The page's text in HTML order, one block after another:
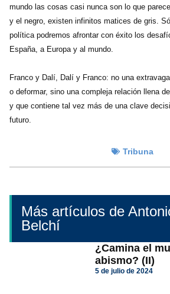
mundo las cosas casi nunca son lo que
y el negro, existen infinitos matices de gris.
política podremos afrontar con éxito los
España, a Europa y al mundo.
Franco y Dalí, Dalí y Franco: no una
o deformar, sino una compleja relación llena
y que contiene tal vez más de una clave
futuro.
Tribuna
Más artículos de
Belchí
¿Camina el
abismo? (II)
5 de julio de 2024